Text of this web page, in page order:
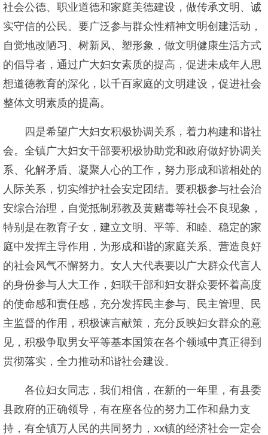
社会公德、职业道德和家庭美德建设，做传承文明、诚
实守信的公民。要广泛参与群众性精神文明创建活动，
自觉地改陋习、树新风、塑形象，做文明健康生活方式
的倡导者，通过广大妇女素质的提高，促进未成年人思
想道德教育的深化，以千百家庭的文明建设，促进社会
整体文明素质的提高。
四是希望广大妇女积极协调关系，着力构建和谐社
会。全镇广大妇女干部要积极协助党和政府做好协调关
系、化解矛盾、凝聚人心的工作，努力形成和谐相处的
人际关系，切实维护社会安定团结。要积极参与社会治
安综合治理，自觉抵制邪教及黄赌毒等社会不良现象，
特别是在教育子女，建立文明、平等、和睦、稳定的家
庭中发挥主导作用，为形成和谐的家庭关系、营造良好
的社会风气不懈努力。女人大代表要以广大群众代言人
的身份参与人大工作，妇联干部和妇女群众要怀着高度
的使命感和责任感，充分发挥民主参与、民主管理、民
主监督的作用，积极谏言献策，充分反映妇女群众的意
见，积极争取男女平等基本国策在各个领域中真正得到
贯彻落实，全力推动和谐社会建设。
各位妇女同志，我们相信，在新的一年里，有县委
县政府的正确领导，有在座各位的努力工作和鼎力支
持，有全镇万人民的共同努力，xx镇的经济社会一定会